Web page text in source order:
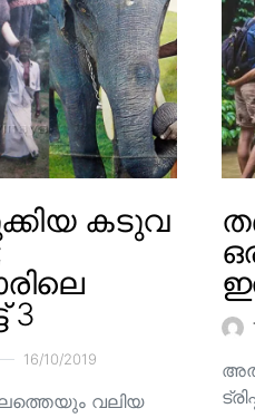
കടുവ
3
16/10/2019
വലിയ